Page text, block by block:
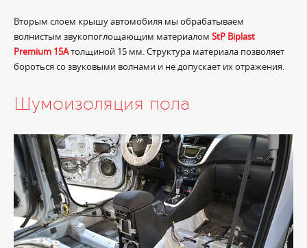
Вторым слоем крышу автомобиля мы обрабатываем
волнистым звукопоглощающим материалом StP Biplast
Premium 15Aтолщиной 15 мм. Структура материала позволяет
бороться со звуковыми волнами и не допускает их отражения.
Шумоизоляция пола